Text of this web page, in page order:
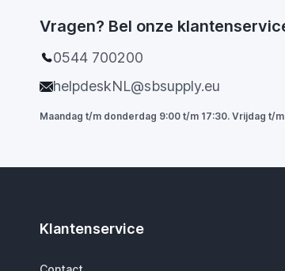
Vragen? Bel onze
0544 700200
helpdeskNL@sbsupply.eu
Maandag t/m donderdag 9:00 t/m 17:30. Vrijdag t/
Klantenservice